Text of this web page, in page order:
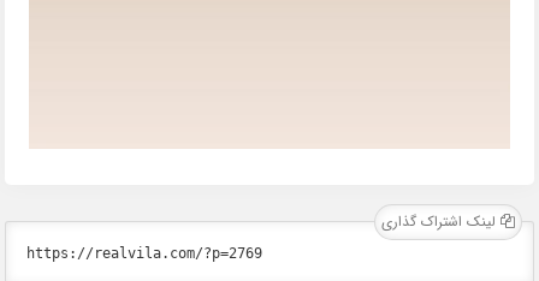
لینک اشتراک گذاری